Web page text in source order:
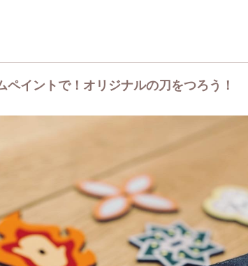
ペイントで！オリジナルの刀をつろう！